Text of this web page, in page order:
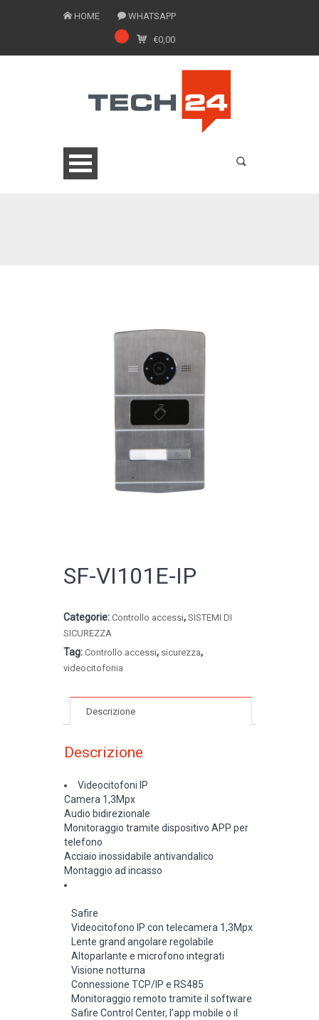
HOME WHATSAPP
€0,00
CATALOGO ONLINE
SF-VI101E-IP
Categorie: Controllo accessi, SISTEMI DI
SICUREZZA
Tag: Controllo accessi, sicurezza,
videocitofonia
Descrizione
Descrizione
Videocitofoni IP
Camera 1,3Mpx
Audio bidirezionale
Monitoraggio tramite dispositivo APP per
telefono
Acciaio inossidabile antivandalico
Montaggio ad incasso
Safire
Videocitofono IP con telecamera 1,3Mpx
Lente grand angolare regolabile
Altoparlante e microfono integrati
Visione notturna
Connessione TCP/IP e RS485
Monitoraggio remoto tramite il software
Safire Control Center, l’app mobile o il